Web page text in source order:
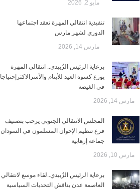
مايو 2, 2026
تنفيذية انتقالي المهرة تعقد اجتماعها
الدوري لشهر مارس
مارس 14, 2026
برعاية الرئيس الزُبيدي.. انتقالي المهرة
يوزع كسوة العيد للأيتام والأسرالاكثرإحتياجا
في الغيضة
مارس 14, 2026
المجلس الانتقالي الجنوبي يرحب بتصنيف
فرع تنظيم الإخوان المسلمون في السودان
جماعة إرهابية
مارس 10, 2026
برعاية الرئيس الزُبيدي..لقاء موسع لانتقالي
العاصمة عدن يناقش التحديات السياسية